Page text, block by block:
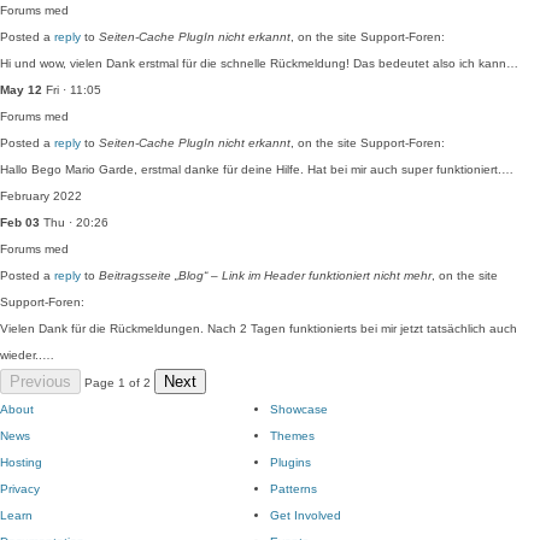
Forums med
Posted a reply to Seiten-Cache PlugIn nicht erkannt , on the site Support-Foren:
Hi und wow, vielen Dank erstmal für die schnelle Rückmeldung! Das bedeutet also ich kann…
May 12 Fri · 11:05
Forums med
Posted a reply to Seiten-Cache PlugIn nicht erkannt , on the site Support-Foren:
Hallo Bego Mario Garde, erstmal danke für deine Hilfe. Hat bei mir auch super funktioniert.…
February 2022
Feb 03 Thu · 20:26
Forums med
Posted a reply to Beitragsseite „Blog“ – Link im Header funktioniert nicht mehr, on the site
Support-Foren:
Vielen Dank für die Rückmeldungen. Nach 2 Tagen funktionierts bei mir jetzt tatsächlich auch
wieder..…
Previous Page 1 of 2 Next
About
News
Hosting
Privacy
Showcase
Themes
Plugins
Patterns
Learn
Get Involved